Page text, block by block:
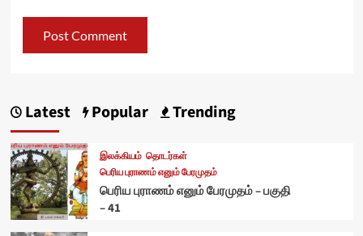
Latest Popular Trending
இலக்கியம் தொடர்கள்
பெரிய புராணம் எனும் பேரமுதம்
பெரிய புராணம் எனும் பேரமுதம் – பகுதி
– 41